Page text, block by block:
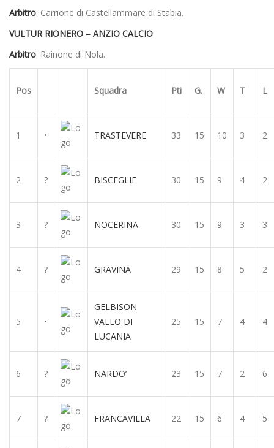
Arbitro: Carrione di Castellammare di Stabia.
VULTUR RIONERO – ANZIO CALCIO
Arbitro: Rainone di Nola.
Pos Squadra Pti G. W T L
1 • TRASTEVERE 33 15 10 3 2
2 ? BISCEGLIE 30 15 9 4 2
3 ? NOCERINA 30 15 9 3 3
4 ? GRAVINA 29 15 8 5 2
5 •
GELBISON
VALLO DI
LUCANIA
25 15 7 4 4
6 ? NARDO’ 23 15 7 2 6
7 ? FRANCAVILLA 22 15 6 4 5